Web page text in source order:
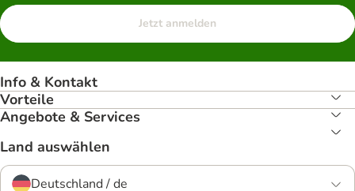
Jetzt anmelden
Info & Kontakt
Vorteile
Angebote & Services
Land auswählen
Deutschland / de